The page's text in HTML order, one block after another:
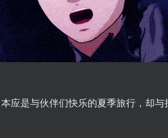
应是与伙伴们快乐的夏季旅行，却